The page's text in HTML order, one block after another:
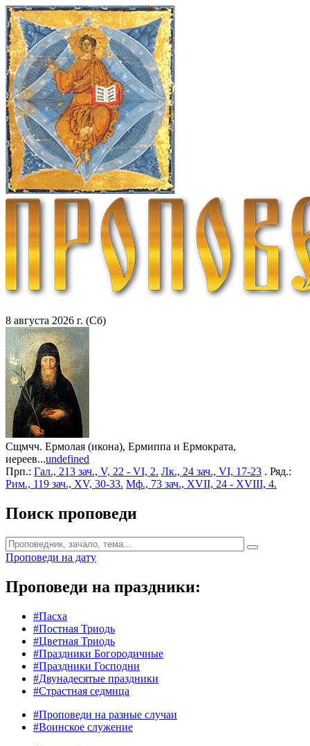
8 августа 2026 г. (Сб)
Сщмчч. Ермолая (икона), Ермиппа и Ермократа,
иереев...undefined
Прп.: Гал., 213 зач., V, 22 - VI, 2. Лк., 24 зач., VI, 17-23 . Ряд.:
Рим., 119 зач., XV, 30-33. Мф., 73 зач., XVII, 24 - XVIII, 4.
Поиск проповеди
Проповеди на дату
Проповеди на праздники:
#Пасха
#Постная Триодь
#Цветная Триодь
#Праздники Богородичные
#Праздники Господни
#Двунадесятые праздники
#Страстная седмица
#Проповеди на разные случаи
#Воинское служение